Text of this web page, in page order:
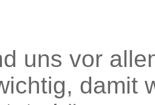
uns vor
damit